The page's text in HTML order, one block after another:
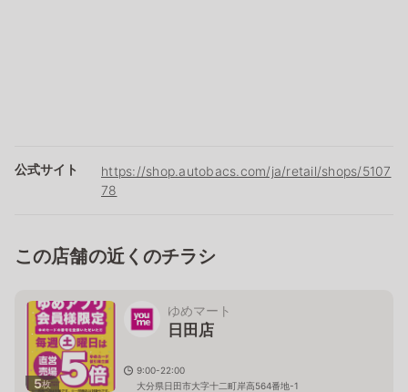
公式サイト
https://shop.autobacs.com/ja/retail/shops/5107
78
この店舗の近くのチラシ
5枚
ゆめマート
日田店
9:00-22:00
大分県日田市大字十二町岸高564番地-1